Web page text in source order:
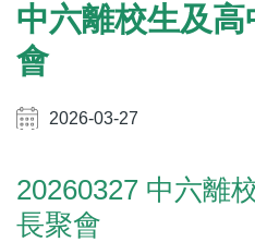
連
結
中六離校生及
會
2026-03-27
20260327 中六離
長聚會